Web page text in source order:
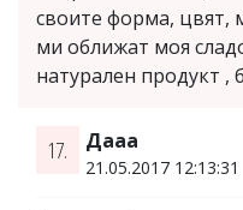
своите форма, цвят,
ми оближат моя
натурален продукт ,
17. Дааа
21.05.2017 12:13:31